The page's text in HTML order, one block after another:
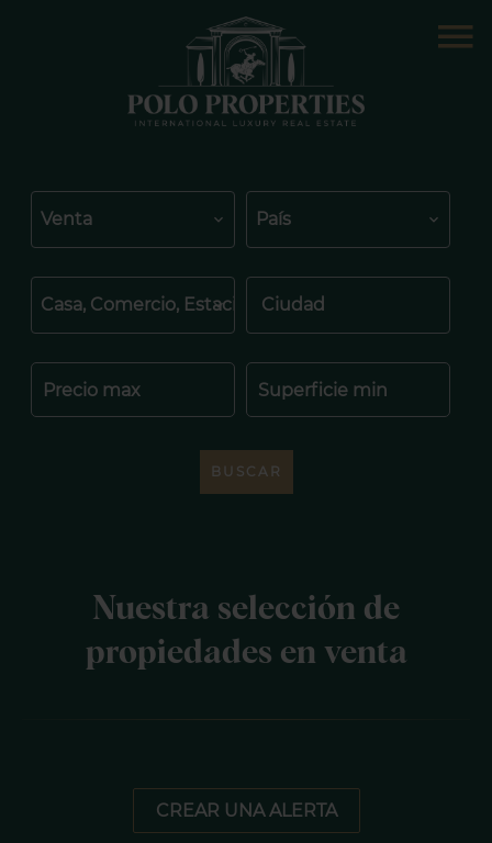
Venta País
Casa, Comercio, Estacionamiento, Piso, Terreno
Ciudad
BUSCAR
Nuestra selección de
propiedades en venta
CREAR UNA ALERTA